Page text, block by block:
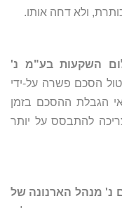
ולא דחה אותו.
השקעות בע"מ נ'
הסכם פשרה על-ידי
הגבלת ההסכם בזמן
להתבסס על יותר
נ' מנהל הארנונה של